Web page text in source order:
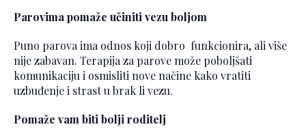
Parovima pomaže učiniti vezu boljom
Puno parova ima odnos koji dobro funkcionira, ali više
nije zabavan. Terapija za parove može poboljšati
komunikaciju i osmisliti nove načine kako vratiti
uzbuđenje i strast u brak li vezu.
Pomaže vam biti bolji roditelj